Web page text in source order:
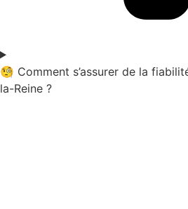
🧐 Comment s’assurer de la
la-Reine ?